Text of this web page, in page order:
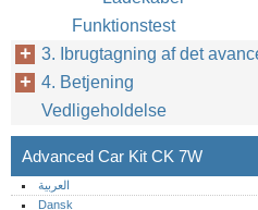
Funktionstest
3. Ibrugtagning af det
4. Betjening
Vedligeholdelse
Advanced Car Kit CK 7W
العربية
Dansk